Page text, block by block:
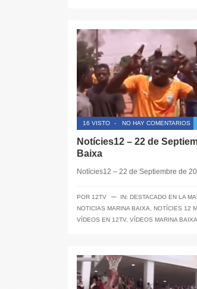
16 VISTO - NO HAY COMENTARIOS
Notícies12 – 22 de
Baixa
Notícies12 – 22 de Septiembre de
POR 12TV ─ IN: DESTACADO EN LA
NOTICIAS MARINA BAIXA
NOTÍCIES 12
VÍDEOS EN 12TV, VÍDEOS MARINA BAIXA